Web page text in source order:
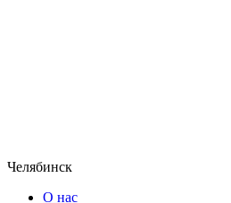
Челябинск
О нас